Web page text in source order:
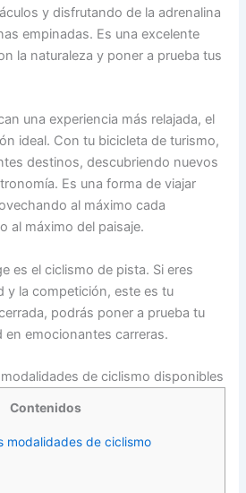
y disfrutando de la adrenalina
empinadas. Es una excelente
la naturaleza y poner a prueba tus
una experiencia más relajada, el
ideal. Con tu bicicleta de turismo,
destinos, descubriendo nuevos
Es una forma de viajar
al máximo cada
al máximo del paisaje.
es el ciclismo de pista. Si eres
y la competición, este es tu
podrás poner a prueba tu
en emocionantes carreras.
de ciclismo disponibles
Contenidos
modalidades de ciclismo